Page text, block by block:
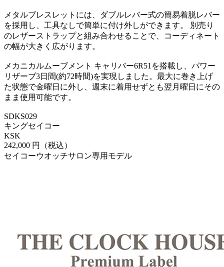
メタルブレスレットには、ダブルレバー式の簡易着脱レバー
を採用し、工具なしで簡単に付け外しができます。 別売り
のレザーストラップと組み合わせることで、コーディネート
の幅が大きく広がります。
メカニカルムーブメント キャリバー6R51を搭載し、パワー
リザーブ3日間(約72時間)を実現しました。最大に巻き上げ
た状態で金曜日に外し、週末に着用せずとも翌月曜日にその
まま使用可能です。
SDKS029
キングセイコー
KSK
242,000 円（税込）
セイコーウオッチサロン専用モデル